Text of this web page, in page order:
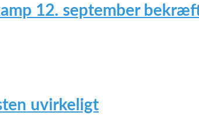
12. september
uvirkeligt